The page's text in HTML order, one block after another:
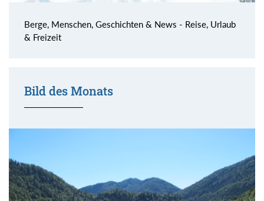
Berge, Menschen, Geschichten & News - Reise, Urlaub
& Freizeit
Bild des Monats